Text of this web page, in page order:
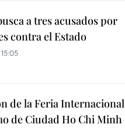
a tres acusados por
contra el Estado
de la Feria Internacional
de Ciudad Ho Chi Minh